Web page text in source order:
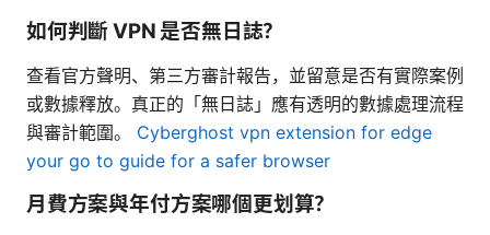
如何判斷 VPN 是否無日誌？
查看官方聲明、第三方審計報告，並留意是否有實際案例
或數據釋放。真正的「無日誌」應有透明的數據處理流程
與審計範圍。 Cyberghost vpn extension for edge
your go to guide for a safer browser
月費方案與年付方案哪個更划算？